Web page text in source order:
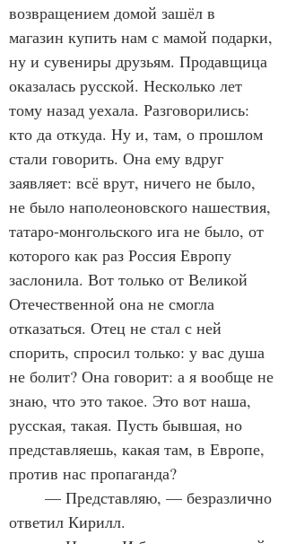
возвращением домой зашёл в
магазин купить нам с мамой подарки,
ну и сувениры друзьям. Продавщица
оказалась русской. Несколько лет
тому назад уехала. Разговорились:
кто да откуда. Ну и, там, о прошлом
стали говорить. Она ему вдруг
заявляет: всё врут, ничего не было,
не было наполеоновского нашествия,
татаро-монгольского ига не было, от
которого как раз Россия Европу
заслонила. Вот только от Великой
Отечественной она не смогла
отказаться. Отец не стал с ней
спорить, спросил только: у вас душа
не болит? Она говорит: а я вообще не
знаю, что это такое. Это вот наша,
русская, такая. Пусть бывшая, но
представляешь, какая там, в Европе,
против нас пропаганда?
ответил Кирилл.